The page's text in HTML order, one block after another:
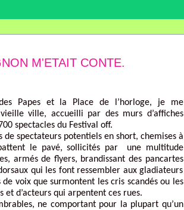
M'ETAIT CONTE.
Papes et la Place de l’horloge, je me
ville, accueilli par des murs d’affiches
spectacles du Festival off.
spectateurs potentiels en short, chemises à
le pavé, sollicités par une multitude
armés de flyers, brandissant des pancartes
qui les font ressembler aux gladiateurs
voix que surmontent les cris scandés ou les
et d’acteurs qui arpentent ces rues.
ne comportant pour la plupart qu’un